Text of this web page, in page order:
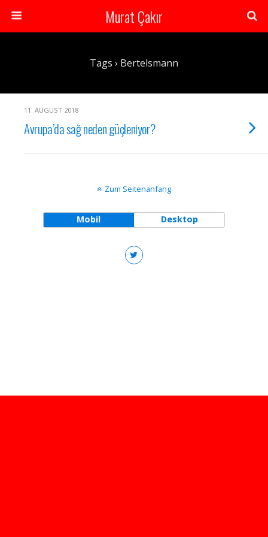
Murat Çakır
Tags › Bertelsmann
11. AUGUST 2018
Avrupa’da sağ neden güçleniyor?
Zum Seitenanfang
Mobil Desktop